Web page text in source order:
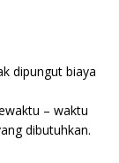
dipungut biaya
– waktu
dibutuhkan.